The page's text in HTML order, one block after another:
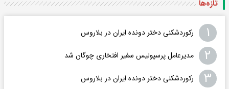
تازه‌ها
۱ رکوردشکنی دختر دونده ایران در بلاروس
۲ مدیرعامل پرسپولیس سفیر افتخاری چوگان شد
۳ رکوردشکنی دختر دونده ایران در بلاروس